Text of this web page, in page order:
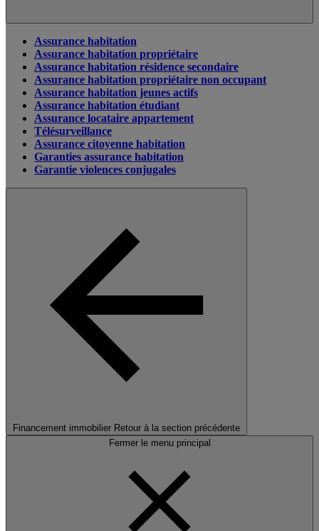
Assurance habitation
Assurance habitation propriétaire
Assurance habitation résidence secondaire
Assurance habitation propriétaire non occupant
Assurance habitation jeunes actifs
Assurance habitation étudiant
Assurance locataire appartement
Télésurveillance
Assurance citoyenne habitation
Garanties assurance habitation
Garantie violences conjugales
Financement immobilier Retour à la section précédente
Fermer le menu principal